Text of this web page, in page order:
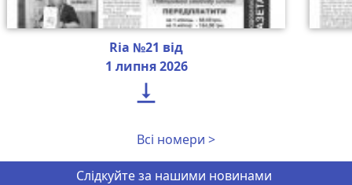
Ria №21 від
1 липня 2026

Всі номери >
Слідкуйте за нашими новинами